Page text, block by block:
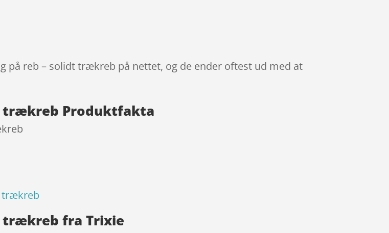
på reb – solidt trækreb på nettet, og de ender oftest ud med at
trækreb Produktfakta
trækreb
trækreb fra Trixie